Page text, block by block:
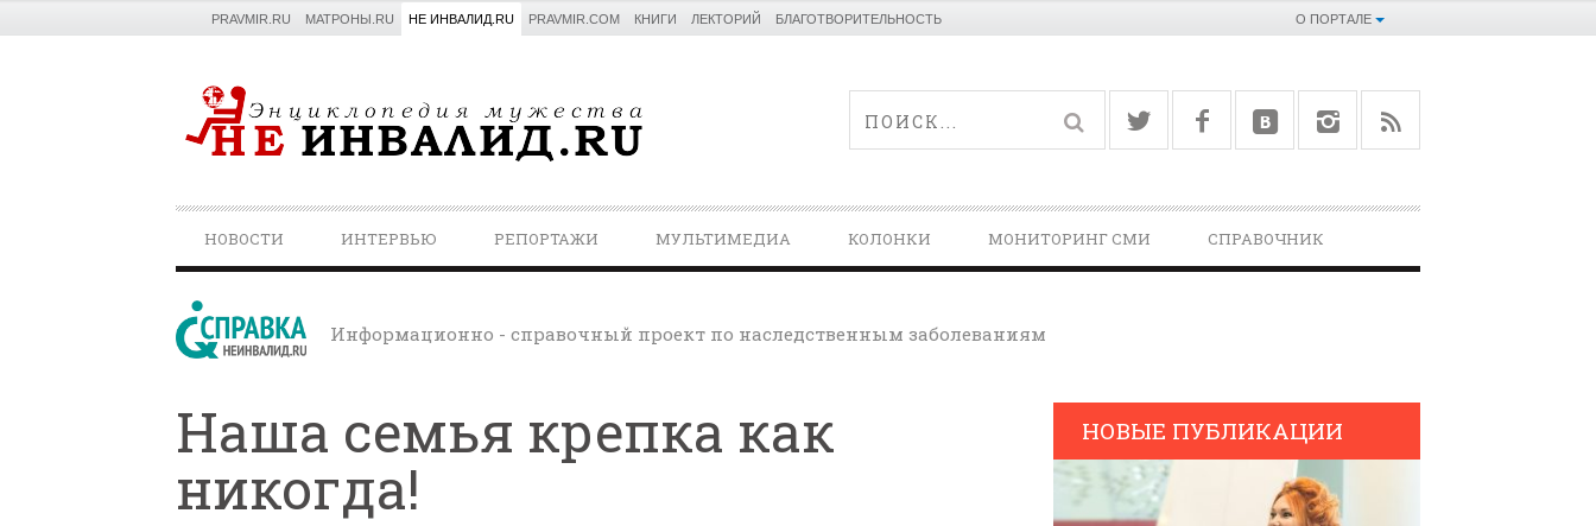
О ПОРТАЛЕ
PRAVMIR.RU МАТРОНЫ.RU НЕ ИНВАЛИД.RU PRAVMIR.COM КНИГИ ЛЕКТОРИЙ БЛАГОТВОРИТЕЛЬНОСТЬ
NAVIGATION
НОВОСТИ ИНТЕРВЬЮ РЕПОРТАЖИ МУЛЬТИМЕДИА КОЛОНКИ МОНИТОРИНГ СМИ СПРАВОЧНИК­
Информационно - справочный проект по наследственным заболеваниям
Наша семья крепка как
никогда!
НОВЫЕ ПУБЛИКАЦИИ